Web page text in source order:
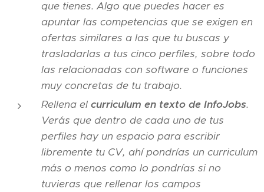
que tienes. Algo que puedes hacer es
apuntar las competencias que se exigen en
ofertas similares a las que tu buscas y
trasladarlas a tus cinco perfiles, sobre todo
las relacionadas con software o funciones
muy concretas de tu trabajo.
Rellena el curriculum en texto de InfoJobs.
Verás que dentro de cada uno de tus
perfiles hay un espacio para escribir
libremente tu CV, ahí pondrías un curriculum
más o menos como lo pondrías si no
tuvieras que rellenar los campos